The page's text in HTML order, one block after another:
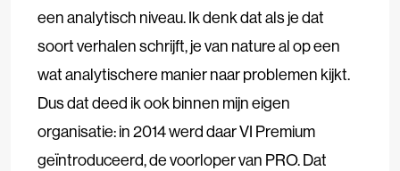
een analytisch niveau. Ik denk dat als je dat
soort verhalen schrijft, je van nature al op een
wat analytischere manier naar problemen kijkt.
Dus dat deed ik ook binnen mijn eigen
organisatie: in 2014 werd daar VI Premium
geïntroduceerd, de voorloper van PRO. Dat